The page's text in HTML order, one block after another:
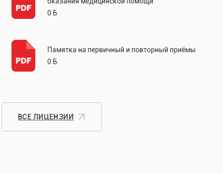
0 Б
Памятка на первичный и повторный приёмы
0 Б
ВСЕ ЛИЦЕНЗИИ